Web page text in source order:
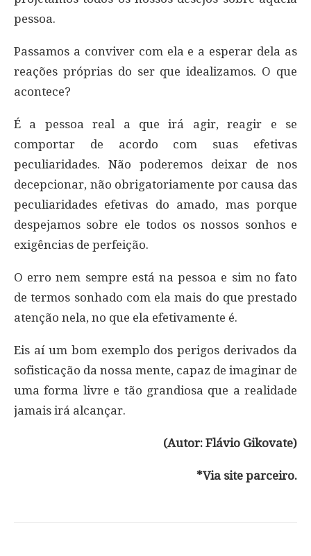
pessoa.
Passamos a conviver com ela e a esperar dela as
reações próprias do ser que idealizamos. O que
acontece?
É a pessoa real a que irá agir, reagir e se
comportar de acordo com suas efetivas
peculiaridades. Não poderemos deixar de nos
decepcionar, não obrigatoriamente por causa das
peculiaridades efetivas do amado, mas porque
despejamos sobre ele todos os nossos sonhos e
exigências de perfeição.
O erro nem sempre está na pessoa e sim no fato
de termos sonhado com ela mais do que prestado
atenção nela, no que ela efetivamente é.
Eis aí um bom exemplo dos perigos derivados da
sofisticação da nossa mente, capaz de imaginar de
uma forma livre e tão grandiosa que a realidade
jamais irá alcançar.
(Autor: Flávio Gikovate)
*Via site parceiro.